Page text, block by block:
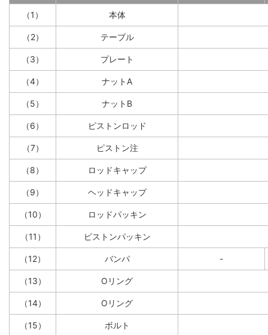
（1） 本体
（2） テーブル
（3） プレート
（4） ナットA
（5） ナットB
（6） ピストンロッド
（7） ピストン注
（8） ロッドキャップ
（9） ヘッドキャップ
（10） ロッドパッキン
（11） ピストンパッキン
（12） バンパ -
（13） Oリング
（14） Oリング
（15） ボルト